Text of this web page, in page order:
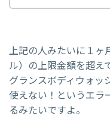
上記の人みたいに１
ル）の上限金額を超え
グランスボディウォッ
使えない！というエラ
るみたいですよ。